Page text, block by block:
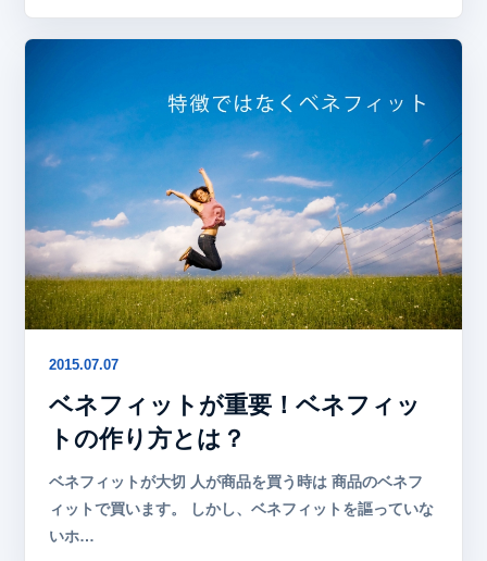
2015.07.07
ベネフィットが重要！ベネフィッ
トの作り方とは？
ベネフィットが大切 人が商品を買う時は 商品のベネフ
ィットで買います。 しかし、ベネフィットを謳っていな
いホ…